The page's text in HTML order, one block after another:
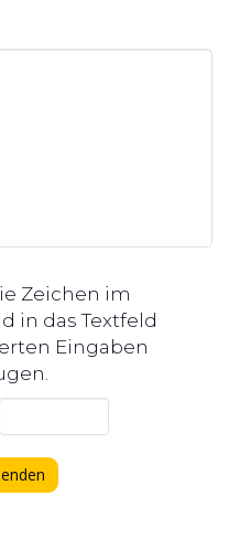
Zeichen im
in das Textfeld
Eingaben